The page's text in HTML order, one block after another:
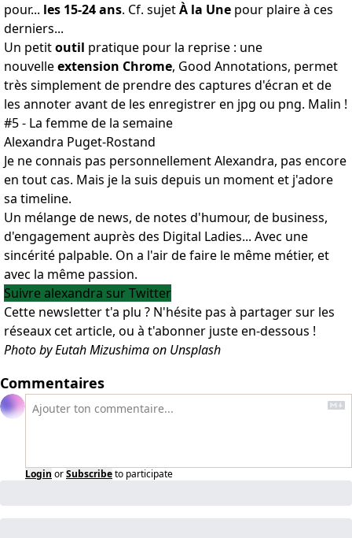
pour... les 15-24 ans. Cf. sujetÀ la Une pour plaire à ces
derniers...
Un petitoutil pratique pour la reprise : une
nouvelleextension Chrome, Good Annotations, permet
très simplement de prendre des captures d'écran et de
les annoter avant de les enregistrer en jpg ou png. Malin !
#5 - La femme de la semaine
Alexandra Puget-Rostand
Je ne connais pas personnellement Alexandra, pas encore
en tout cas. Mais je la suis depuis un moment et j'adore
sa timeline.
Un mélange de news, de notes d'humour, de business,
d'engagement auprès des Digital Ladies... Avec une
sincérité palpable. On a l'air de faire le même métier, et
avec la même passion.
Suivre alexandra sur Twitter
Cette newsletter t'a plu ? N'hésite pas à partager sur les
réseaux cet article, ou à t'abonner juste en-dessous !
Photo by Eutah Mizushima on Unsplash
Commentaires
Login orSubscribeto participate